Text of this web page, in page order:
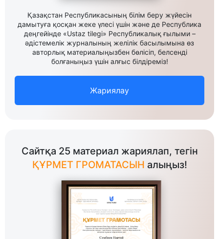
Қазақстан Республикасының білім беру жүйесін
дамытуға қосқан жеке үлесі үшін және де Республика
деңгейінде «Ustaz tilegi» Республикалық ғылыми –
әдістемелік журналының желілік басылымына өз
авторлық материалыңызбен бөлісіп, белсенді
болғаныңыз үшін алғыс білдіреміз!
Жариялау
Сайтқа 25 материал жариялап, тегін
ҚҰРМЕТ ГРОМАТАСЫН алыңыз!